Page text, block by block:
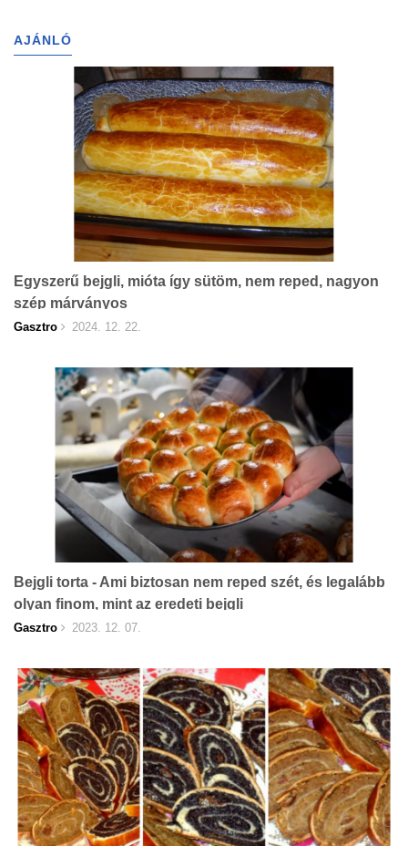
AJÁNLÓ
Egyszerű bejgli, mióta így sütöm, nem reped, nagyon
szép márványos
Gasztro 2024. 12. 22.
Bejgli torta - Ami biztosan nem reped szét, és legalább
olyan finom, mint az eredeti bejgli
Gasztro 2023. 12. 07.